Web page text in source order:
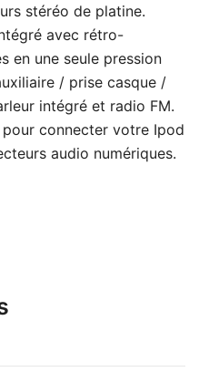
stéréo de platine.
avec rétro-
en une seule pression
/ prise casque /
intégré et radio FM.
connecter votre Ipod
audio numériques.